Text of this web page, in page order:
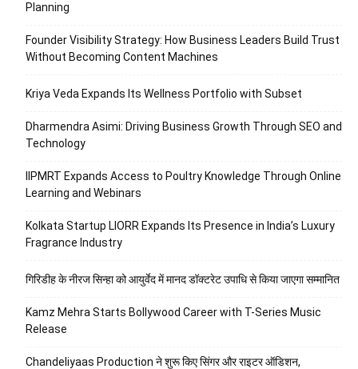
Planning
Founder Visibility Strategy: How Business Leaders Build Trust
Without Becoming Content Machines
Kriya Veda Expands Its Wellness Portfolio with Subset
Dharmendra Asimi: Driving Business Growth Through SEO and
Technology
IIPMRT Expands Access to Poultry Knowledge Through Online
Learning and Webinars
Kolkata Startup LIORR Expands Its Presence in India’s Luxury
Fragrance Industry
गिरिडीह के नीरज सिन्हा को आयुर्वेद में मानद डॉक्टरेट उपाधि से किया जाएगा सम्मानित
Kamz Mehra Starts Bollywood Career with T-Series Music
Release
Chandeliyaas Production ने शुरू किए सिंगर और राइटर ऑडिशन,